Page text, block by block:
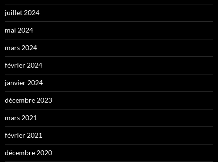
juillet 2024
mai 2024
mars 2024
février 2024
janvier 2024
décembre 2023
mars 2021
février 2021
décembre 2020